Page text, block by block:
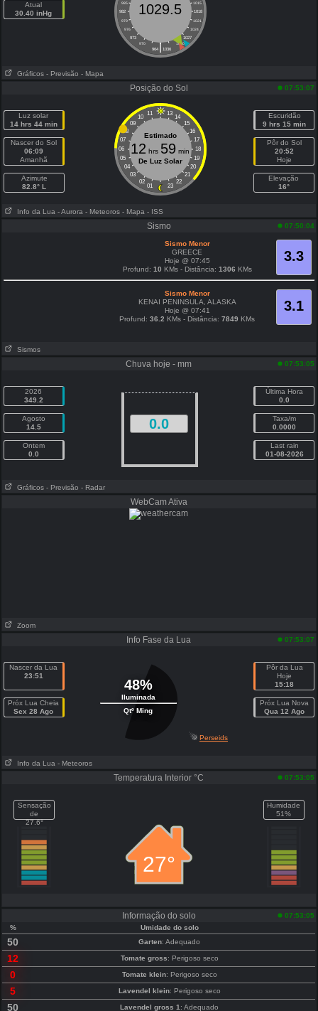
Atual
30.40 inHg
985
1015
982
1018
979
1021
976
1024
973
1027
970
1030
|
964 1036
1029.5
Gráficos - Previsão - Mapa
Posição do Sol 07:53:07
Luz solar
14 hrs 44 min
Nascer do Sol
06:09
Amanhã
Azimute
82.8° L
11 13
10
14
09
15
08
16
07
17
06
18
05
19
04
20
03
21
02
22
01 23
Estimado
12 hrs 59 min
De Luz Solar
Escuridão
9 hrs 15 min
Pôr do Sol
20:52
Hoje
Elevação
16°
Info da Lua - Aurora - Meteoros - Mapa - ISS
Sismo 07:50:04
3.3
Sismo Menor
GREECE
Hoje @ 07:45
Profund: 10 KMs - Distância: 1306 KMs
3.1
Sismo Menor
KENAI PENINSULA, ALASKA
Hoje @ 07:41
Profund:36.2 KMs - Distância:7849 KMs
Sismos
Chuva hoje - mm 07:53:05
2026
349.2
Agosto
14.5
Ontem
0.0
0.0
Última Hora
0.0
Taxa/m
0.0000
Last rain
01-08-2026
Gráficos - Previsão - Radar
WebCam Ativa
Zoom
Info Fase da Lua 07:53:07
Nascer da Lua
23:51
Próx Lua Cheia
Sex 28 Ago
48%
Iluminada
Qtº Ming
Pôr da Lua
Hoje
15:18
Próx Lua Nova
Qua 12 Ago
Perseids
Info da Lua - Meteoros
Temperatura Interior °C 07:53:05
Sensação
de
27.6°
27°
Humidade
51%
Informação do solo
07:53:05
%
Umidade do solo
50 Garten: Adequado
12 Tomate gross: Perigoso seco
0 Tomate klein: Perigoso seco
5 Lavendel klein: Perigoso seco
50 Lavendel gross 1 : Adequado